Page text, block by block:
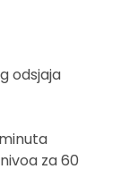
odsjaja
za 60